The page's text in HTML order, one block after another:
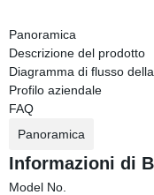
Panoramica
Descrizione del prodotto
Diagramma di flusso
Profilo aziendale
FAQ
Panoramica
Informazioni di
Model No.